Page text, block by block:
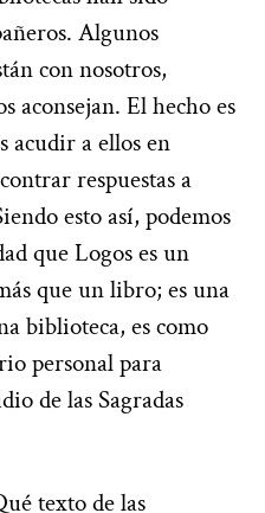
Algunos
con nosotros,
aconsejan. El hecho es
acudir a ellos en
respuestas a
esto así, podemos
que Logos es un
que un libro; es una
biblioteca, es como
personal para
de las Sagradas
texto de las